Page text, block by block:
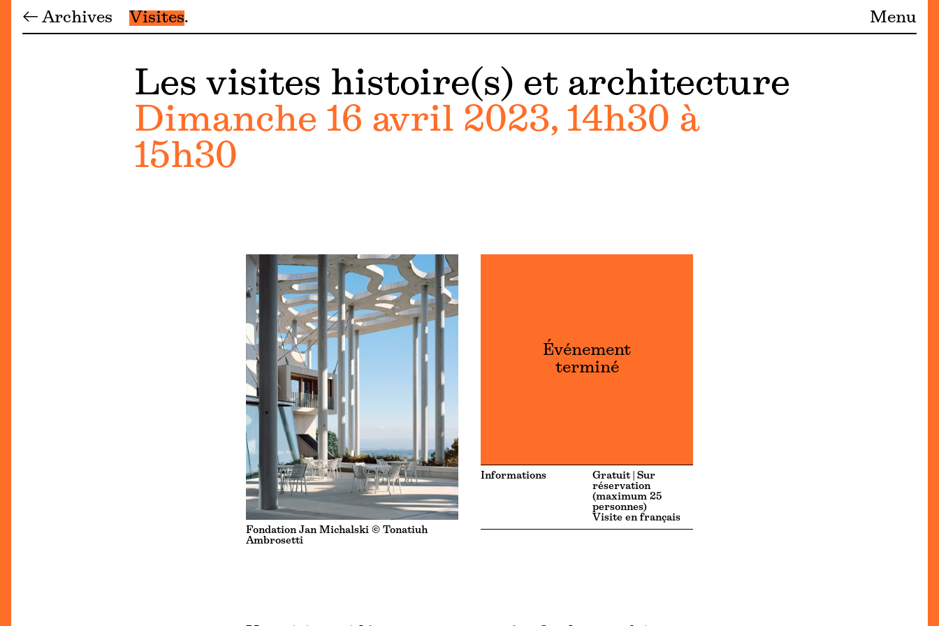
← Archives Visites Menu
Les visites histoire(s) et architecture
Dimanche 16 avril 2023, 14h30 à
15h30
Fondation Jan Michalski © Tonatiuh
Ambrosetti
Événement
terminé
Informations
Gratuit | Sur
réservation
(maximum 25
personnes)
Visite en français